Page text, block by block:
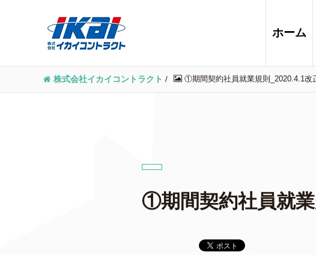
ホーム
株式会社イカイコントラクト / ①期間契約社員就業規則_2020.4.1改
①期間契約社員就